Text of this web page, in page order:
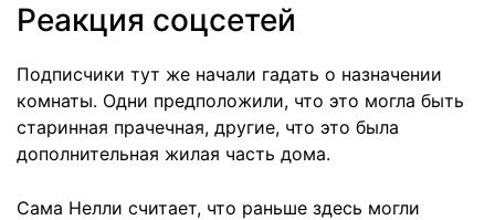
Реакция соцсетей
Подписчики тут же начали гадать о назначении
комнаты. Одни предположили, что это могла быть
старинная прачечная, другие, что это была
дополнительная жилая часть дома.
Сама Нелли считает, что раньше здесь могли